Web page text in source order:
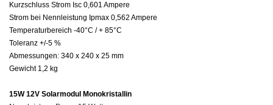
Kurzschluss Strom Isc 0,601 Ampere
Strom bei Nennleistung Ipmax 0,562 Ampere
Temperaturbereich -40°C / + 85°C
Toleranz +/-5 %
Abmessungen: 340 x 240 x 25 mm
Gewicht 1,2 kg
15W 12V Solarmodul Monokristallin